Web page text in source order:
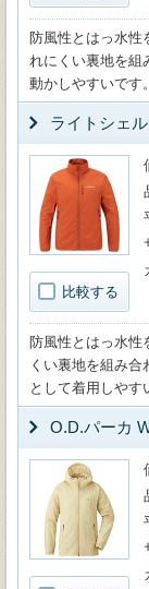
防風性とはっ水性
れにくい裏地を組
動かしやすいです。
ライトシェ
比較する
防風性とはっ水性
くい裏地を組み
として着用しやす
O.D.パーカ